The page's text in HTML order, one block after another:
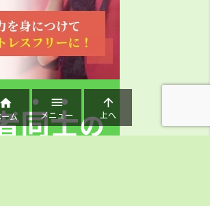

ーム

メニュー

上へ